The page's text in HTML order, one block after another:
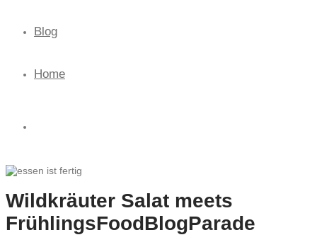
Blog
Home
Wildkräuter Salat meets
FrühlingsFoodBlogParade